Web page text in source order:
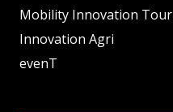
Mobility Innovation Tour
Innovation Agri
evenT